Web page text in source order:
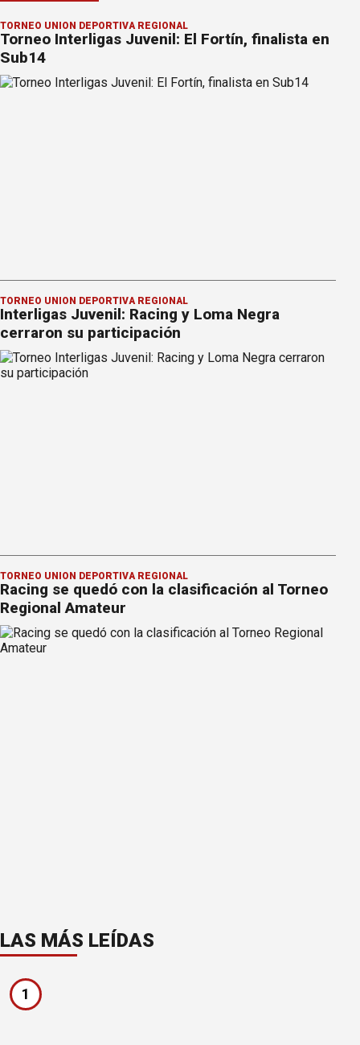
TORNEO UNIÓN DEPORTIVA REGIONAL
Torneo Interligas Juvenil: El Fortín, finalista en
Sub14
TORNEO UNIÓN DEPORTIVA REGIONAL
Interligas Juvenil: Racing y Loma Negra
cerraron su participación
TORNEO UNIÓN DEPORTIVA REGIONAL
Racing se quedó con la clasificación al Torneo
Regional Amateur
LAS MÁS LEÍDAS
1